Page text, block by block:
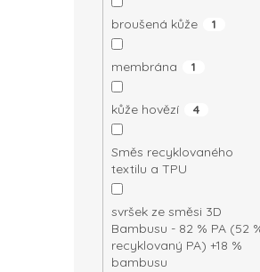
broušená kůže 1
membrána 1
kůže hovězí 4
Směs recyklovaného
textilu a TPU
svršek ze směsi 3D
Bambusu - 82 % PA (52
recyklovaný PA) +18 %
bambusu